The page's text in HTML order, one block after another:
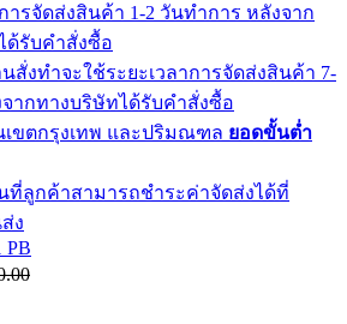
ารจัดส่งสินค้า 1-2 วันทำการ หลังจาก
ด้รับคำสั่งซื้อ
สั่งทำจะใช้ระยะเวลาการจัดส่งสินค้า 7-
จากทางบริษัทได้รับคำสั่งซื้อ
เขตกรุงเทพ และปริมณฑล ยอดขั้นต่ำ
ที่ลูกค้าสามารถชำระค่าจัดส่งได้ที่
ง
PB